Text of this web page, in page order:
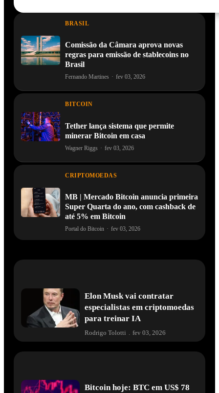
BRASIL
Comissão da Câmara aprova novas
regras para emissão de stablecoins no
Brasil
Fernando Martines · fev 03, 2026
BITCOIN
Tether lança sistema que permite
minerar Bitcoin em casa
Wagner Riggs · fev 03, 2026
CRIPTOMOEDAS
MB | Mercado Bitcoin anuncia primeira
Super Quarta do ano, com cashback de
até 5% em Bitcoin
Portal do Bitcoin · fev 03, 2026
Elon Musk vai contratar
especialistas em criptomoedas
para treinar IA
Rodrigo Tolotti fev 03, 2026
Bitcoin hoje: BTC em US$ 78